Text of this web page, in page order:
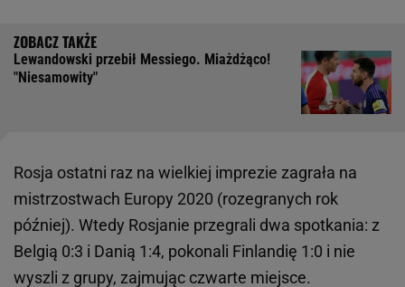
Lewandowski przebił Messiego. Miażdżąco!
"Niesamowity"
Rosja ostatni raz na wielkiej imprezie zagrała na
mistrzostwach Europy 2020 (rozegranych rok
później). Wtedy Rosjanie przegrali dwa spotkania: z
Belgią 0:3 i Danią 1:4, pokonali Finlandię 1:0 i nie
wyszli z grupy, zajmując czwarte miejsce.